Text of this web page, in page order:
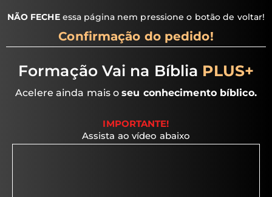
NÃO FECHEessa página nem pressione o botão de voltar!
Confirmação do pedido!
Formação Vai na Bíblia PLUS+
Acelere ainda mais oseu conhecimento bíblico.
IMPORTANTE!
Assista ao vídeo abaixo